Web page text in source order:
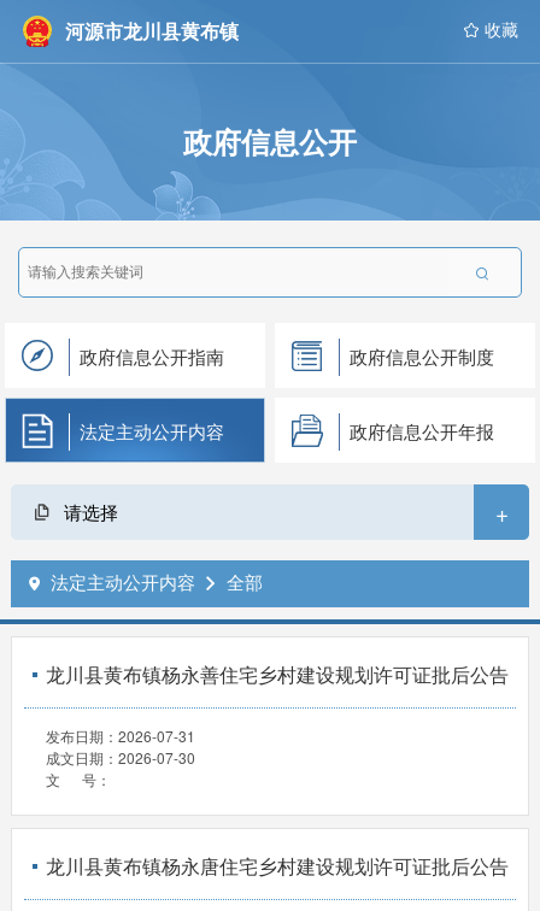
河源市龙川县黄布镇  收藏
政府信息公开

政府信息公开指南 政府信息公开制度
法定主动公开内容 政府信息公开年报
请选择 +
 法定主动公开内容  全部
龙川县黄布镇杨永善住宅乡村建设规划许可证批后公告
发布日期： 2026-07-31
成文日期： 2026-07-30
文 号：
龙川县黄布镇杨永唐住宅乡村建设规划许可证批后公告